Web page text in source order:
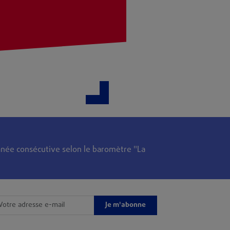
consécutive selon le baromètre "La
Je m'abonne